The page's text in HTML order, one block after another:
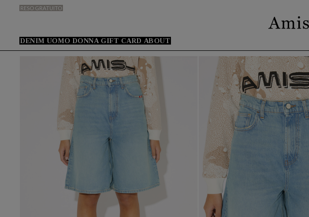
RESO GRATUITO
DENIM UOMO DONNA GIFT CARD ABOUT